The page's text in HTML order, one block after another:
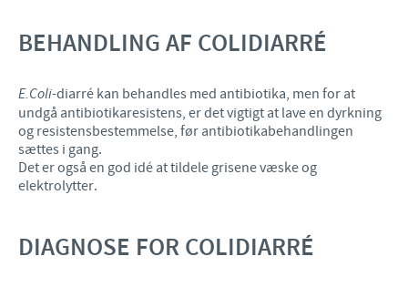
BEHANDLING AF COLIDIARRÉ
E.Coli-diarré kan behandles med antibiotika, men for at
undgå antibiotikaresistens, er det vigtigt at lave en dyrkning
og resistensbestemmelse, før antibiotikabehandlingen
sættes i gang.
Det er også en god idé at tildele grisene væske og
elektrolytter.
DIAGNOSE FOR COLIDIARRÉ